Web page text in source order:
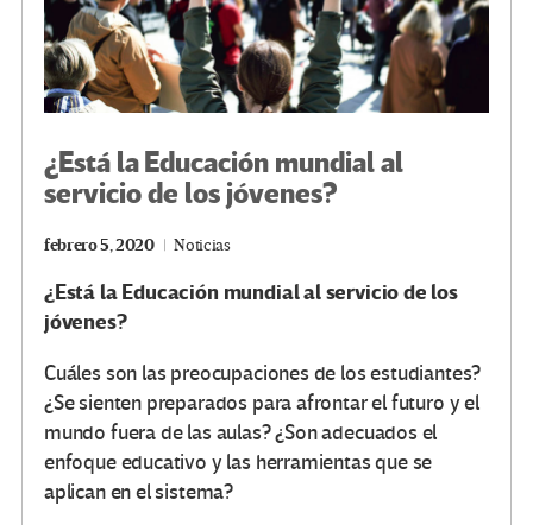
¿Está la Educación mundial al
servicio de los jóvenes?
febrero 5, 2020 Noticias
¿Está la Educación mundial al servicio de los
jóvenes?
Cuáles son las preocupaciones de los estudiantes?
¿Se sienten preparados para afrontar el futuro y el
mundo fuera de las aulas? ¿Son adecuados el
enfoque educativo y las herramientas que se
aplican en el sistema?